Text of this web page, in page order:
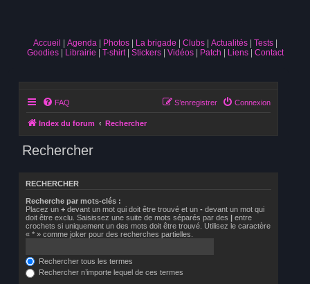
Accueil Agenda Photos La brigade Clubs Actualités
Tests
Goodies
Librairie T-shirt Stickers Vidéos Patch Liens Contact
FAQ Connexion
S’enregistrer
Index du forum Rechercher
Rechercher
RECHERCHER
Recherche par mots-clés :
Placez un + devant un mot qui doit être trouvé et un - devant un mot qui
doit être exclu. Saisissez une suite de mots séparés par des | entre
crochets si uniquement un des mots doit être trouvé. Utilisez le caractère
« * » comme joker pour des recherches partielles.
Rechercher tous les termes
Rechercher n’importe lequel de ces termes